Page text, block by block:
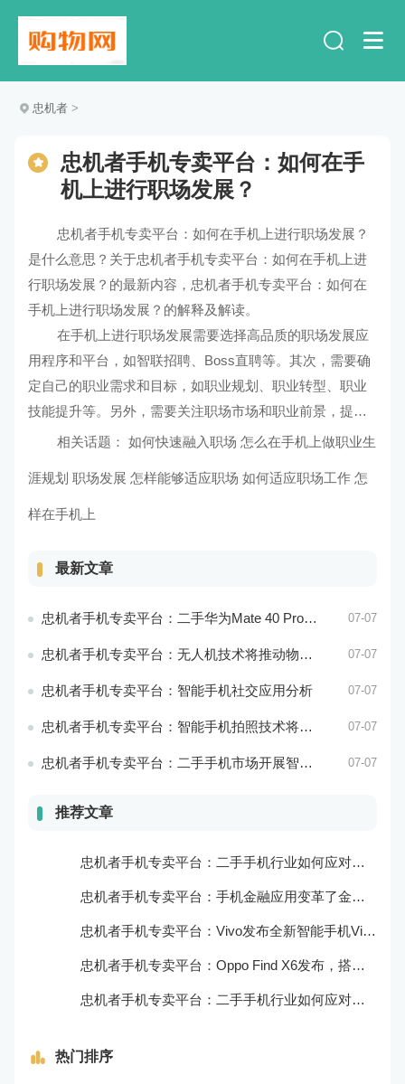
忠机者 >
忠机者手机专卖平台：如何在手
机上进行职场发展？
忠机者手机专卖平台：如何在手机上进行职场发展？
是什么意思？关于忠机者手机专卖平台：如何在手机上进
行职场发展？的最新内容，忠机者手机专卖平台：如何在
手机上进行职场发展？的解释及解读。
在手机上进行职场发展需要选择高品质的职场发展应
用程序和平台，如智联招聘、Boss直聘等。其次，需要确
定自己的职业需求和目标，如职业规划、职业转型、职业
技能提升等。另外，需要关注职场市场和职业前景，提高
职业发展的效率和成功率。最后，需要不断提升职业技能
相关话题： 如何快速融入职场 怎么在手机上做职业生
涯规划 职场发展 怎样能够适应职场 如何适应职场工作 怎
样在手机上
最新文章
忠机者手机专卖平台：二手华为Mate 40 Pro市场价格持续波动 07-07
忠机者手机专卖平台：无人机技术将推动物流行业的智能化发展 07-07
忠机者手机专卖平台：智能手机社交应用分析 07-07
忠机者手机专卖平台：智能手机拍照技术将不断升级，成为手机行业的重要趋势 07-07
忠机者手机专卖平台：二手手机市场开展智能化运营，优化市场流程和效率 07-07
推荐文章
忠机者手机专卖平台：二手手机行业如何应对自动化生产的趋势
忠机者手机专卖平台：手机金融应用变革了金融行业
忠机者手机专卖平台：Vivo发布全新智能手机Vivo Y90
忠机者手机专卖平台：Oppo Find X6发布，搭载高通骁龙898芯片
忠机者手机专卖平台：二手手机行业如何应对物流运营的优化
热门排序